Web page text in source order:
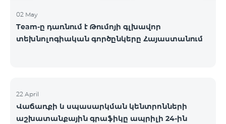
02 May
Team-ը դառնում է Թումոյի գլխավոր
տեխնոլոգիական գործընկերը Հայաստանում
22 April
Վաճառքի և սպասարկման կենտրոնների
աշխատանքային գրաֆիկը ապրիլի 24-ին